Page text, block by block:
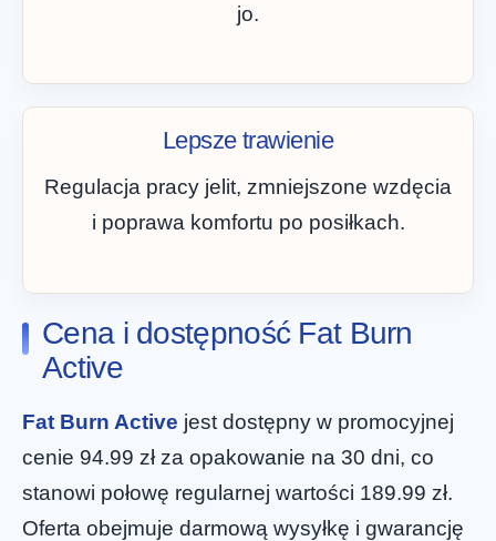
jo.
Lepsze trawienie
Regulacja pracy jelit, zmniejszone wzdęcia
i poprawa komfortu po posiłkach.
Cena i dostępność Fat Burn
Active
Fat Burn Active jest dostępny w promocyjnej
cenie 94.99 zł za opakowanie na 30 dni, co
stanowi połowę regularnej wartości 189.99 zł.
Oferta obejmuje darmową wysyłkę i gwarancję